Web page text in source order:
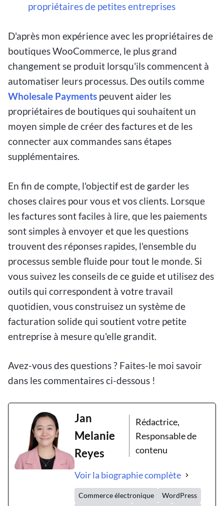
propriétaires de petites entreprises
D'après mon expérience avec les propriétaires de
boutiques WooCommerce, le plus grand
changement se produit lorsqu'ils commencent à
automatiser leurs processus. Des outils comme
Wholesale Payments peuvent aider les
propriétaires de boutiques qui souhaitent un
moyen simple de créer des factures et de les
connecter aux commandes sans étapes
supplémentaires.
En fin de compte, l'objectif est de garder les
choses claires pour vous et vos clients. Lorsque
les factures sont faciles à lire, que les paiements
sont simples à envoyer et que les questions
trouvent des réponses rapides, l'ensemble du
processus semble fluide pour tout le monde. Si
vous suivez les conseils de ce guide et utilisez des
outils qui correspondent à votre travail
quotidien, vous construisez un système de
facturation solide qui soutient votre petite
entreprise à mesure qu'elle grandit.
Avez-vous des questions ? Faites-le moi savoir
dans les commentaires ci-dessous !
Jan
Melanie
Reyes
Rédactrice,
Responsable de
contenu
Voir la biographie complète
Commerce électronique
WordPress